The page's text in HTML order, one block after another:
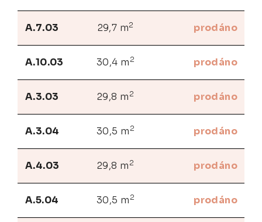
A.7.03 29,7 m2 prodáno
A.10.03 30,4 m 2 prodáno
A.3.03 29,8 m 2 prodáno
A.3.04 30,5 m 2 prodáno
A.4.03 29,8 m 2 prodáno
A.5.04 30,5 m 2 prodáno